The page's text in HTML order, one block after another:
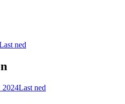
ned
Last ned